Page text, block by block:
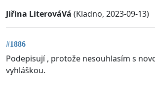
Jiřina LiterováVá (Kladno, 2023-09-13)
#1886
Podepisují , protože nesouhlasím s
vyhláškou.